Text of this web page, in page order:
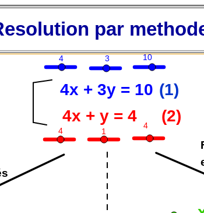
par